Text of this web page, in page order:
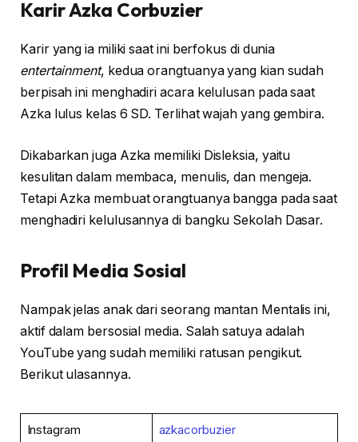
Karir Azka Corbuzier
Karir yang ia miliki saat ini berfokus di dunia
entertainment, kedua orangtuanya yang kian sudah
berpisah ini menghadiri acara kelulusan pada saat
Azka lulus kelas 6 SD. Terlihat wajah yang gembira.
Dikabarkan juga Azka memiliki Disleksia, yaitu
kesulitan dalam membaca, menulis, dan mengeja.
Tetapi Azka membuat orangtuanya bangga pada saat
menghadiri kelulusannya di bangku Sekolah Dasar.
Profil Media Sosial
Nampak jelas anak dari seorang mantan Mentalis ini,
aktif dalam bersosial media. Salah satuya adalah
YouTube yang sudah memiliki ratusan pengikut.
Berikut ulasannya.
Instagram azkacorbuzier